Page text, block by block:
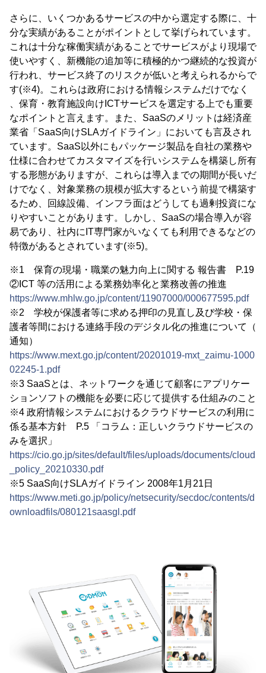
さらに、いくつかあるサービスの中から選定する際に、十
分な実績があることがポイントとして挙げられています。
これは十分な稼働実績があることでサービスがより現場で
使いやすく、新機能の追加等に積極的かつ継続的な投資が
行われ、サービス終了のリスクが低いと考えられるからで
す(※4)。これらは政府における情報システムだけでなく
、保育・教育施設向けICTサービスを選定する上でも重要
なポイントと言えます。また、SaaSのメリットは経済産
業省「SaaS向けSLAガイドライン」においても言及され
ています。SaaS以外にもパッケージ製品を自社の業務や
仕様に合わせてカスタマイズを行いシステムを構築し所有
する形態がありますが、これらは導入までの期間が長いだ
けでなく、対象業務の規模が拡大するという前提で構築す
るため、回線設備、インフラ面はどうしても過剰投資にな
りやすいことがあります。しかし、SaaSの場合導入が容
易であり、社内にIT専門家がいなくても利用できるなどの
特徴があるとされています(※5)。
※1 保育の現場・職業の魅力向上に関する 報告書 P.19
②ICT 等の活用による業務効率化と業務改善の推進
https://www.mhlw.go.jp/content/11907000/000677595.pdf
※2 学校が保護者等に求める押印の見直し及び学校・保
護者等間における連絡手段のデジタル化の推進について（
通知）
https://www.mext.go.jp/content/20201019-mxt_zaimu-1000
02245-1.pdf
※3 SaaSとは、ネットワークを通じて顧客にアプリケー
ションソフトの機能を必要に応じて提供する仕組みのこと
※4 政府情報システムにおけるクラウドサービスの利用に
係る基本方針 P.5 「コラム：正しいクラウドサービスの
みを選択」
https://cio.go.jp/sites/default/files/uploads/documents/cloud
_policy_20210330.pdf
※5 SaaS向けSLAガイドライン 2008年1月21日
https://www.meti.go.jp/policy/netsecurity/secdoc/contents/d
ownloadfils/080121saasgl.pdf